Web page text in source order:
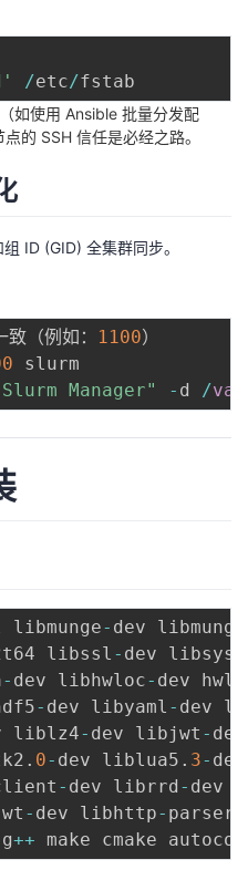
/etc/
如使用 Ansible 批量分发配
的 SSH 信任是必经之路。
ID (GID) 全集群同步。
致（例如： 1100）
slurm
Manager" - d /var
- dev
libssl - dev
- dev libhwloc- dev
- dev libyaml - dev
liblz4- dev libjwt -
. 0- dev liblua5 . 3-
- dev librrd - dev
- dev libhttp- parser
++